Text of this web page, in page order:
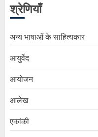
श्रेणियाँ
अन्य भाषाओं के साहित्यकार
आयुर्वेद
आयोजन
आलेख
एकांकी